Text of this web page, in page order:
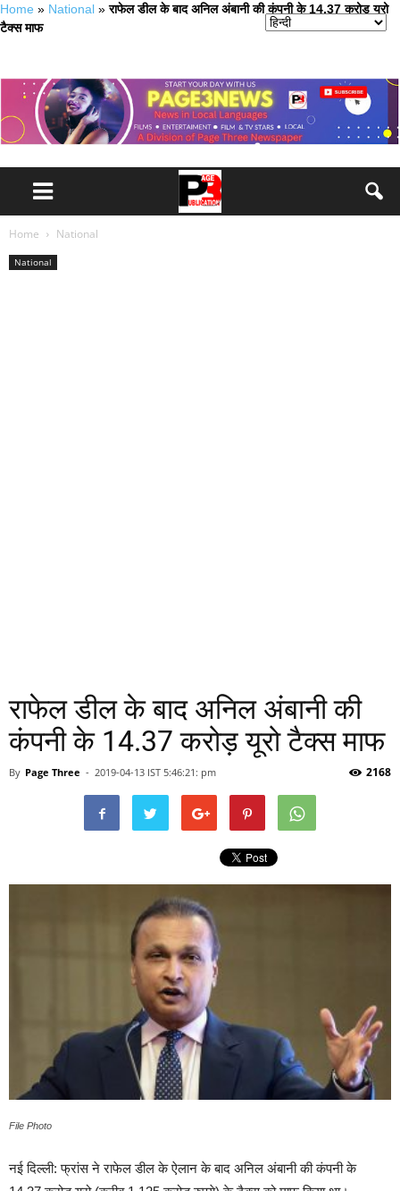
Home » National »राफेल डील के बाद अनिल अंबानी की कंपनी के 14.37 करोड़ यूरो
टैक्स माफ
Home National
National
राफेल डील के बाद अनिल अंबानी की
कंपनी के 14.37 करोड़ यूरो टैक्स माफ
By Page Three - 2019-04-13 IST 5:46:21: pm 2168
File Photo
नई दिल्ली: फ्रांस ने राफेल डील के ऐलान के बाद अनिल अंबानी की कंपनी के